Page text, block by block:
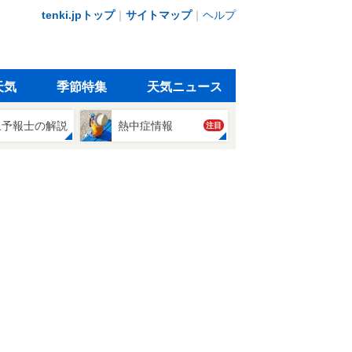
tenki.jpトップ｜ サイトマップ｜ ヘルプ
気 季節特集 天気ニュース
報士の解説 熱中症情報 注目